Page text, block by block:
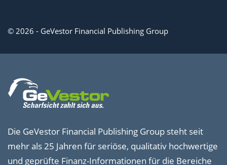
© 2026 - GeVestor Financial Publishing Group
Die GeVestor Financial Publishing Group steht seit
mehr als 25 Jahren für seriöse, qualitativ hochwertige
und geprüfte Finanz-Informationen für die Bereiche